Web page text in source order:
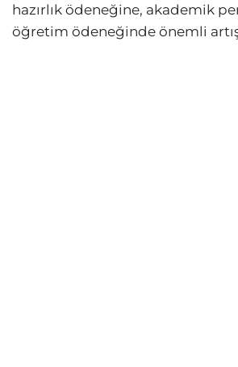
hazırlık ödeneğine, akademik
öğretim ödeneğinde önemli